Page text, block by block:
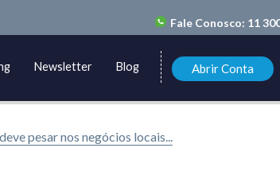
Fale Conosco: 11
Newsletter Blog Abrir Conta
pesar nos negócios locais...